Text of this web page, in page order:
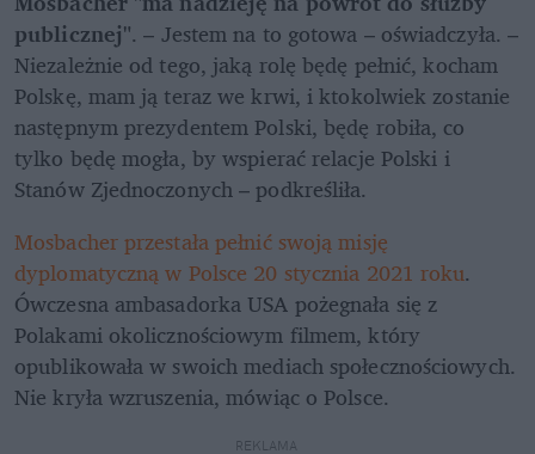
publicznej". – Jestem na to gotowa – oświadczyła. –
Niezależnie od tego, jaką rolę będę pełnić, kocham
Polskę, mam ją teraz we krwi, i ktokolwiek zostanie
następnym prezydentem Polski, będę robiła, co
tylko będę mogła, by wspierać relacje Polski i
Stanów Zjednoczonych – podkreśliła.
Mosbacher przestała pełnić swoją misję
dyplomatyczną w Polsce 20 stycznia 2021 roku.
Ówczesna ambasadorka USA pożegnała się z
Polakami okolicznościowym filmem, który
opublikowała w swoich mediach społecznościowych.
Nie kryła wzruszenia, mówiąc o Polsce.
REKLAMA